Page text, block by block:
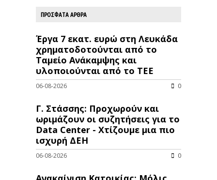
ΠΡΟΣΦΑΤΑ ΑΡΘΡΑ
Έργα 7 εκατ. ευρώ στη Λευκάδα
χρηματοδοτούνται από το
Ταμείο Ανάκαμψης και
υλοποιούνται από το ΤΕΕ
06-08-2026 0
Γ. Στάσσης: Προχωρούν και
ωριμάζουν οι συζητήσεις για το
Data Center - Χτίζουμε μια πιο
ισχυρή ΔΕΗ
06-08-2026 0